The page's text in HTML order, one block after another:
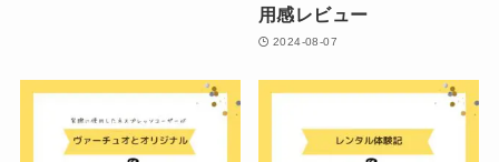
用感レビュー
2024-08-07